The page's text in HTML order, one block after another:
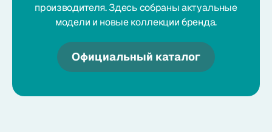
производителя. Здесь собраны актуальные
модели и новые коллекции бренда.
Официальный каталог